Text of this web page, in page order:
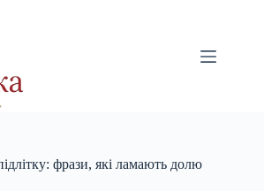
фрази, які ламають долю